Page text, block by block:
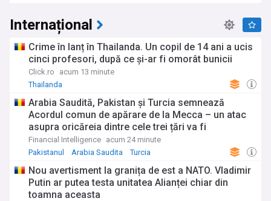
Internațional
Crime în lanț în Thailanda. Un copil de 14 ani a ucis
cinci profesori, după ce și-ar fi omorât bunicii
Click.ro
acum 13 minute
Thailanda
Arabia Saudită, Pakistan și Turcia semnează
Acordul comun de apărare de la Mecca – un atac
asupra oricăreia dintre cele trei țări va fi
considerat un atac asupra tuturor
Financial Intelligence acum 24 minute
Pakistanul
Arabia Saudita Turcia
Nou avertisment la granița de est a NATO. Vladimir
Putin ar putea testa unitatea Alianței chiar din
toamna aceasta